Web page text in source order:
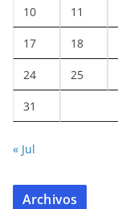
10 11
17 18
24 25
31
« Jul
Archivos